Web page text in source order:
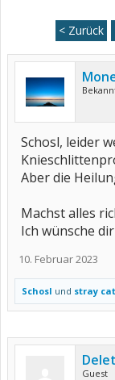
< Zurück
Schosl, leider
Aber die
Machst alles
Ich wünsche
10. Februar 2023
Schosl und stray cat
Guest